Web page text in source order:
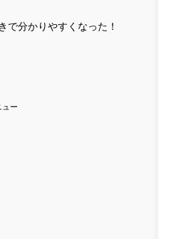
で分かりやすくなった！
ー